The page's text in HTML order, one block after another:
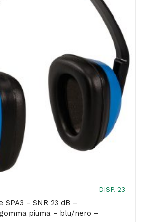
grigio/giallo
Deltaplus
quantità
DISP. 23
– SNR 23 dB –
piuma – blu/nero –